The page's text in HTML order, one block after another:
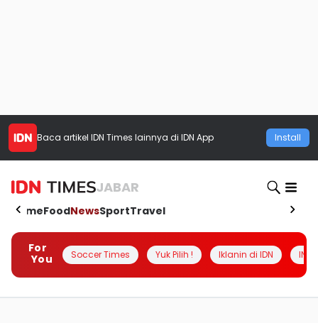
Baca artikel IDN Times lainnya di IDN App Install
JABAR
HomeFoodNewsSportTravel
For
You
Soccer Times Yuk Pilih ! Iklanin di IDN